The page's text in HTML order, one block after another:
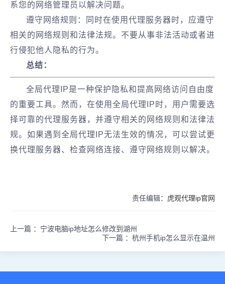
系您的网络管理员以解决问题。
遵守网络规则：同时在使用代理服务器时，应遵守
相关的网络规则和法律法规。不要从事非法活动或者进
行侵犯他人隐私的行为。
总结：
全局代理IP是一种保护隐私和提高网络访问自由度
的重要工具。然而，在使用全局代理IP时，用户需要选
择可靠的代理服务器，并遵守相关的网络规则和法律法
规。如果遇到全局代理IP无法生效的情况，可以尝试更
换代理服务器、检查网络连接、遵守网络规则以解决。
责任编辑： 虎观代理ip官网
上一篇 ： 宁波电脑ip地址怎么修改到湖州
下一篇 ： 杭州手机ip怎么显示在温州